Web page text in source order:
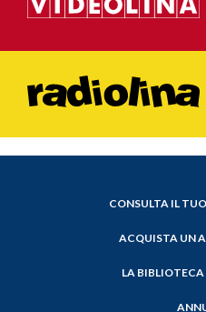
CONSULTA IL
ACQUISTA UN
LA